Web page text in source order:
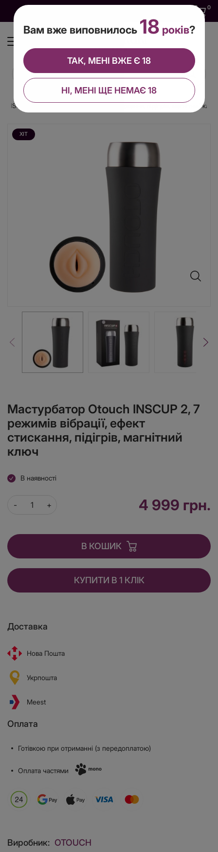
0
2, 7 режимів вібрації, ефект стискання, підігрів, магнітний ключ
ХІТ
Мастурбатор Otouch INSCUP 2, 7
режимів вібрації, ефект
стискання, підігрів, магнітний
ключ
В наявності
4 999 грн.
В КОШИК
КУПИТИ В 1 КЛІК
Доставка
Нова Пошта
Укрпошта
Meest
Оплата
Готівкою при отриманні (з передоплатою)
Оплата частями
Виробник: OTOUCH
Вам вже виповнилось 18 років?
НІ, МЕНІ ЩЕ НЕМАЄ 18
ТАК, МЕНІ ВЖЕ Є 18